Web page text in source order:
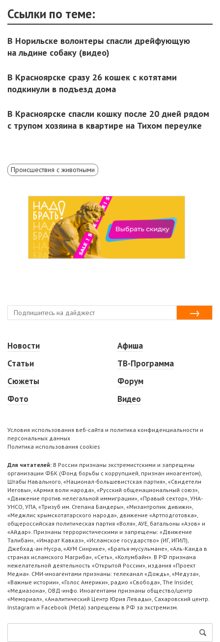
Ссылки по теме:
В Норильске волонтеры спасли дрейфующую
на льдине собаку (видео)
В Красноярске сразу 26 кошек с котятами
подкинули в подъезд дома
В Красноярске спасли кошку после 20 дней рядом
с трупом хозяина в квартире на Тихом переулке
Происшествия с животными
Новости
Статьи
Сюжеты
Фото
Афиша
ТВ-Программа
Форум
Видео
Условия использования веб-сайта и политика конфиденциальности и
персональных данных
Политика использования cookies
Для читателей: В России признаны экстремистскими и запрещены
организации ФБК (Фонд борьбы с коррупцией, признан иноагентом),
Штабы Навального, «Национал-большевистская партия», «Свидетели
Иеговы», «Армия воли народа», «Русский общенациональный союз»,
«Движение против нелегальной иммиграции», «Правый сектор», УНА-
УНСО, УПА, «Тризуб им. Степана Бандеры», «Мизантропик дивижн»,
«Меджлис крымскотатарского народа», движение «Артподготовка»,
общероссийская политическая партия «Воля», АУЕ, батальоны «Азов» и
«Айдар». Признаны террористическими и запрещены: «Движение
Талибан», «Имарат Кавказ», «Исламское государство» (ИГ, ИГИЛ),
Джебхад-ан-Нусра, «АУМ Синрике», «Братья-мусульмане», «Аль-Каида в
странах исламского Магриба», «Сеть», «Колумбайн». В РФ признана
нежелательной деятельность «Открытой России», издания «Проект
Медиа». СМИ-иноагентами признаны: телеканал «Дождь», «Медуза»,
«Важные истории», «Голос Америки», радио «Свобода», The Insider,
«Медиазона», ОВД-инфо. Иноагентами признаны общество/центр
«Мемориал», «Аналитический Центр Юрия Левады», Сахаровский центр.
Instagram и Facebook (Metа) запрещены в РФ за экстремизм.